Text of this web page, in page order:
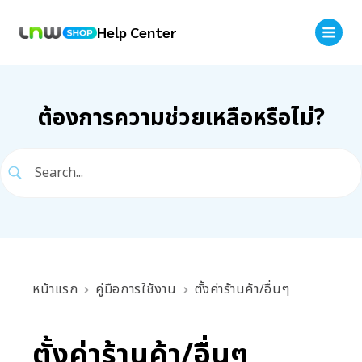
Help Center
ต้องการความช่วยเหลือหรือไม่?
หน้าแรก คู่มือการใช้งาน ตั้งค่าร้านค้า/อื่นๆ